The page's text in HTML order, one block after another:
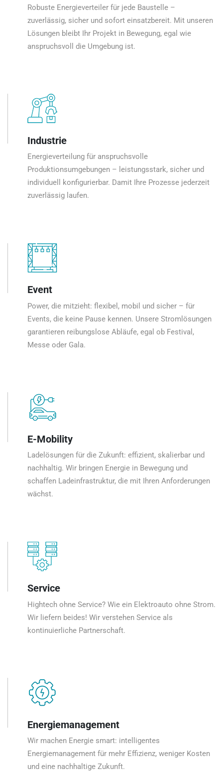
Robuste Energieverteiler für jede Baustelle –
zuverlässig, sicher und sofort einsatzbereit. Mit unseren
Lösungen bleibt Ihr Projekt in Bewegung, egal wie
anspruchsvoll die Umgebung ist.
Industrie
Energieverteilung für anspruchsvolle
Produktionsumgebungen – leistungsstark, sicher und
individuell konfigurierbar. Damit Ihre Prozesse jederzeit
zuverlässig laufen.
Event
Power, die mitzieht: flexibel, mobil und sicher – für
Events, die keine Pause kennen. Unsere Stromlösungen
garantieren reibungslose Abläufe, egal ob Festival,
Messe oder Gala.
E-Mobility
Ladelösungen für die Zukunft: effizient, skalierbar und
nachhaltig. Wir bringen Energie in Bewegung und
schaffen Ladeinfrastruktur, die mit Ihren Anforderungen
wächst.
Service
Hightech ohne Service? Wie ein Elektroauto ohne Strom.
Wir liefern beides! Wir verstehen Service als
kontinuierliche Partnerschaft.
Energiemanagement
Wir machen Energie smart: intelligentes
Energiemanagement für mehr Effizienz, weniger Kosten
und eine nachhaltige Zukunft.